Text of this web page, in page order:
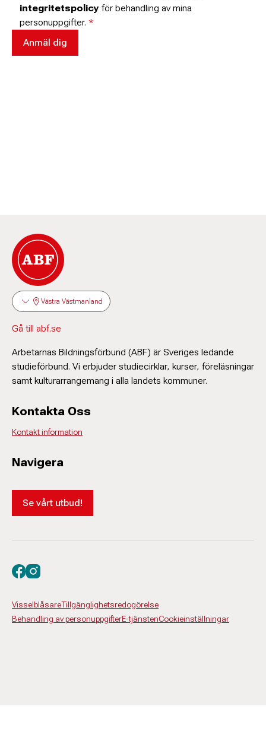
integritetspolicy för behandling av mina
personuppgifter. *
Västra Västmanland
Gå till abf.se
Arbetarnas Bildningsförbund (ABF) är Sveriges ledande
studieförbund. Vi erbjuder studiecirklar, kurser, föreläsningar
samt kulturarrangemang i alla landets kommuner.
Kontakta Oss
Kontakt information
Navigera
Se vårt utbud!
VisselblåsareTillgänglighetsredogörelse
Behandling av personuppgifterE-tjänstenCookieinställningar
Besök oss på facebook
Besök oss på instagram